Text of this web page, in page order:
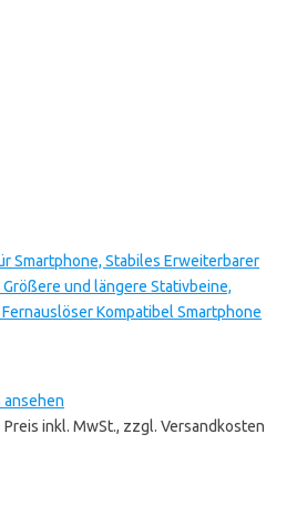
Smartphone, Stabiles Erweiterbarer
und längere Stativbeine,
Kompatibel Smartphone
ansehen
Preis inkl. MwSt., zzgl. Versandkosten